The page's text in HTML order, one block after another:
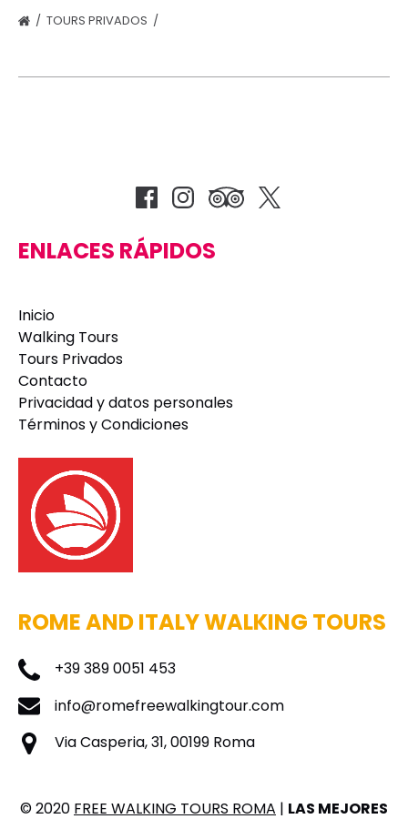
TOURS PRIVADOS
ENLACES RÁPIDOS
Inicio
Walking Tours
Tours Privados
Contacto
Privacidad y datos personales
Términos y Condiciones
ROME AND ITALY WALKING TOURS
+39 389 0051 453
info@romefreewalkingtour.com
Via Casperia, 31, 00199 Roma
© 2020 FREE WALKING TOURS ROMA | LAS MEJORES